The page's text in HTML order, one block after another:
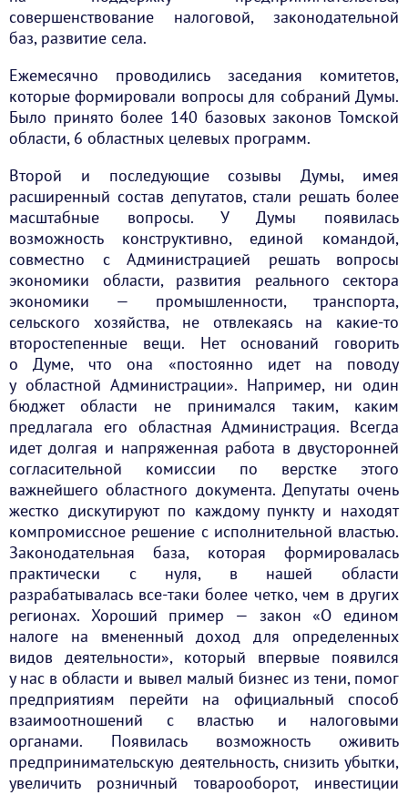
совершенствование налоговой, законодательной
баз, развитие села.
Ежемесячно проводились заседания комитетов,
которые формировали вопросы для собраний Думы.
Было принято более 140 базовых законов Томской
области, 6 областных целевых программ.
Второй и последующие созывы Думы, имея
расширенный состав депутатов, стали решать более
масштабные вопросы. У Думы появилась
возможность конструктивно, единой командой,
совместно с Администрацией решать вопросы
экономики области, развития реального сектора
экономики — промышленности, транспорта,
сельского хозяйства, не отвлекаясь на какие-то
второстепенные вещи. Нет оснований говорить
о Думе, что она «постоянно идет на поводу
у областной Администрации». Например, ни один
бюджет области не принимался таким, каким
предлагала его областная Администрация. Всегда
идет долгая и напряженная работа в двусторонней
согласительной комиссии по верстке этого
важнейшего областного документа. Депутаты очень
жестко дискутируют по каждому пункту и находят
компромиссное решение с исполнительной властью.
Законодательная база, которая формировалась
практически с нуля, в нашей области
разрабатывалась все-таки более четко, чем в других
регионах. Хороший пример — закон «О едином
налоге на вмененный доход для определенных
видов деятельности», который впервые появился
у нас в области и вывел малый бизнес из тени, помог
предприятиям перейти на официальный способ
взаимоотношений с властью и налоговыми
органами. Появилась возможность оживить
предпринимательскую деятельность, снизить убытки,
увеличить розничный товарооборот, инвестиции